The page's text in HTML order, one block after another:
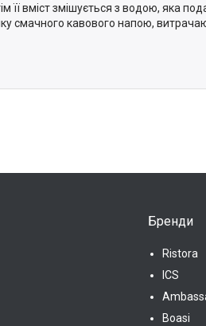
її вміст змішується з водою, яка
смачного кавового напою,
Бренди
Ristora
ICS
Boasi